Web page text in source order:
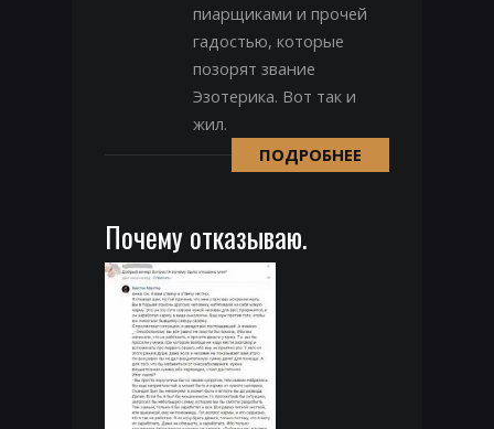
пиарщиками и прочей
гадостью, которые
позорят звание
Эзотерика. Вот так и
жил.
ПОДРОБНЕЕ
Почему отказываю.